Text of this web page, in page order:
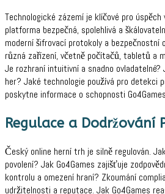
Technologické zázemí je klíčové pro
platforma bezpečná, spolehlivá a
moderní šifrovací protokoly a
různá zařízení, včetně počítačů, tabletů a
Je rozhraní intuitivní a snadno
her? Jaké technologie používá pro detekci
poskytne informace o schopnosti
Regulace a Dodržování
Český online herní trh je silně regulován.
povolení? Jak Go4Games zajišťuje
kontrolu a omezení hraní? Zkoumání
udržitelnosti a reputace. Jak Go4Games